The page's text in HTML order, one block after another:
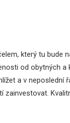
který tu bude
od obytných a
a v neposlední
zainvestovat.